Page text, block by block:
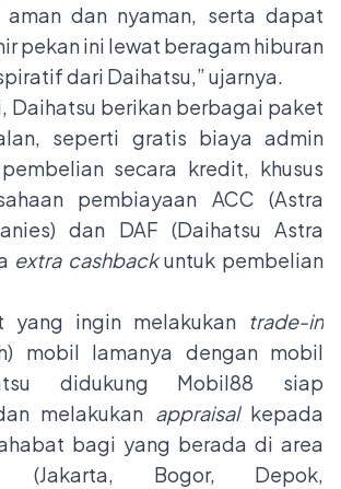
dan nyaman, serta dapat
pekan ini lewat beragam hiburan
dari Daihatsu,” ujarnya.
Daihatsu berikan berbagai paket
seperti gratis biaya admin
secara kredit, khusus
pembiayaan ACC (Astra
dan DAF (Daihatsu Astra
extra cashbackuntuk pembelian
yang ingin melakukan trade-in
mobil lamanya dengan mobil
didukung Mobil88 siap
melakukan appraisalkepada
bagi yang berada di area
(Jakarta, Bogor, Depok,